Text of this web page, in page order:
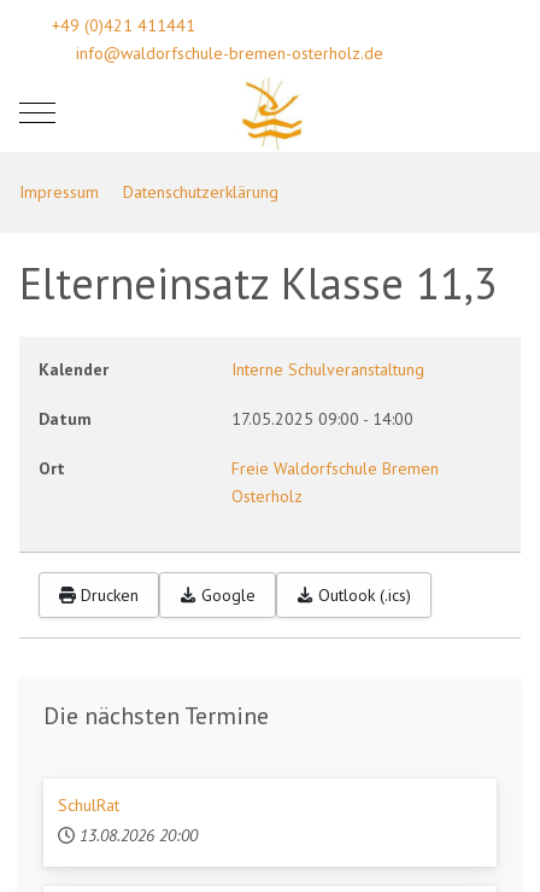
+49 (0)421 411441
info@waldorfschule-bremen-osterholz.de
Mobile Menu Toggle
Impressum Datenschutzerklärung
Elterneinsatz Klasse 11,3
Kalender Interne Schulveranstaltung
Datum 17.05.2025 09:00 - 14:00
Ort
Freie Waldorfschule Bremen
Osterholz
Drucken Google Outlook (.ics)
Die nächsten Termine
SchulRat
13.08.2026 20:00